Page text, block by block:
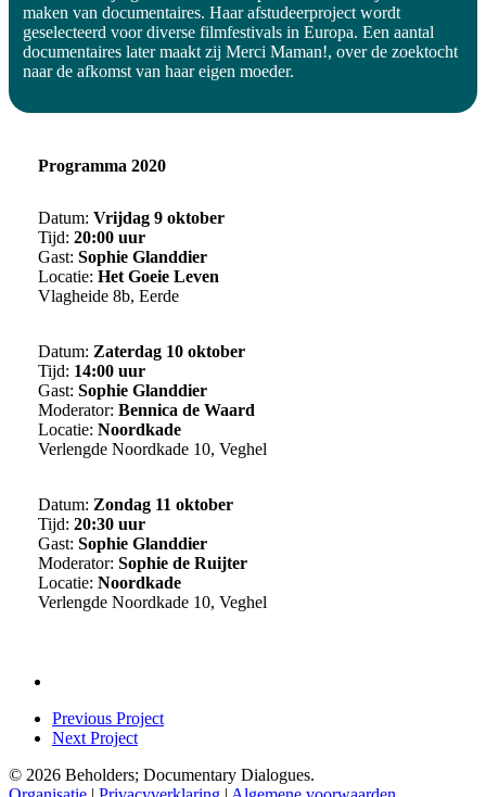
maken van documentaires. Haar afstudeerproject wordt
geselecteerd voor diverse filmfestivals in Europa. Een aantal
documentaires later maakt zij Merci Maman!, over de zoektocht
naar de afkomst van haar eigen moeder.
Programma 2020
Datum: Vrijdag 9 oktober
Tijd: 20:00 uur
Gast: Sophie Glanddier
Locatie: Het Goeie Leven
Vlagheide 8b, Eerde
Datum: Zaterdag 10 oktober
Tijd: 14:00 uur
Gast: Sophie Glanddier
Moderator: Bennica de Waard
Locatie: Noordkade
Verlengde Noordkade 10, Veghel
Datum: Zondag 11 oktober
Tijd: 20:30 uur
Gast: Sophie Glanddier
Moderator: Sophie de Ruijter
Locatie: Noordkade
Verlengde Noordkade 10, Veghel
Previous Project
Next Project
© 2026 Beholders; Documentary Dialogues.